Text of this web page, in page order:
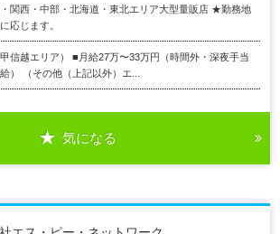
関西・中部・北海道・東北エリア大型量販店 ★勤務地
応じます。
甲信越エリア） ■月給27万〜33万円（時間外・深夜手当
） （その他（上記以外）エ...
気になる